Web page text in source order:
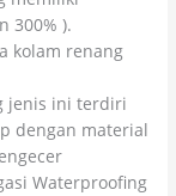
300% ).
kolam renang
jenis ini terdiri
dengan material
Waterproofing